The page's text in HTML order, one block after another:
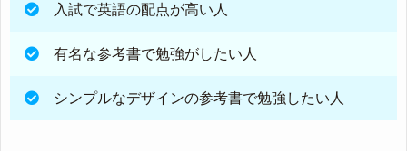
入試で英語の配点が高い人
有名な参考書で勉強がしたい人
シンプルなデザインの参考書で勉強したい人